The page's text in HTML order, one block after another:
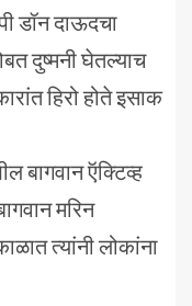
डॉन दाऊदचा
दुष्मनी घेतल्याच
हिरो होते इसाक
बागवान ऍक्टिव्ह
मरिन
त्यांनी लोकांना